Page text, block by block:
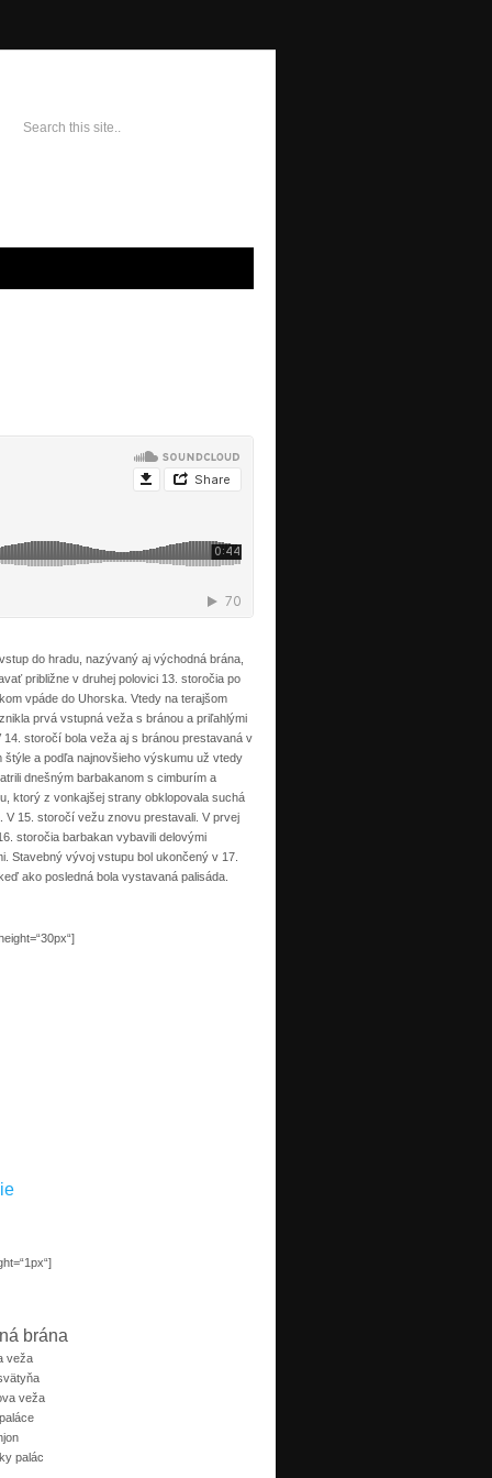
do hradu, nazývaný aj východná brána,
približne v druhej polovici 13. storočia po
vpáde do Uhorska. Vtedy na terajšom
prvá vstupná veža s bránou a priľahlými
14. storočí bola veža aj s bránou prestavaná v
štýle a podľa najnovšieho výskumu už vtedy
dnešným barbakanom s cimburím a
ktorý z vonkajšej strany obklopovala suchá
V 15. storočí vežu znovu prestavali. V prvej
storočia barbakan vybavili delovými
Stavebný vývoj vstupu bol ukončený v 17.
ako posledná bola vystavaná palisáda.
brána
veža
veža
palác